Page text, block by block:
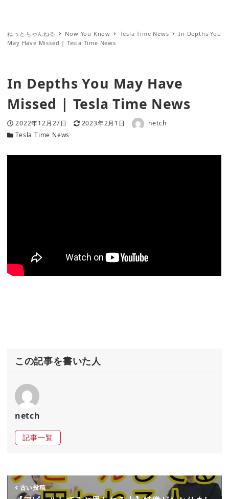
ねっとちゃんねる Now You Know Tesla Time News
In Depths You
May Have Missed | Tesla Time News
In Depths You May Have
Missed | Tesla Time News
投稿日
2022年12月27日 更新日
2023年2月1日 著者 netch
カテゴリー
Tesla Time News
この記事を書いた人
netch
記事一覧
古い投稿